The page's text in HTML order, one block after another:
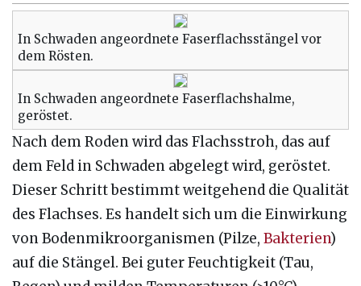
In Schwaden angeordnete Faserflachsstängel vor
dem Rösten.
In Schwaden angeordnete Faserflachshalme,
geröstet.
Nach dem Roden wird das Flachsstroh, das auf
dem Feld in Schwaden abgelegt wird, geröstet.
Dieser Schritt bestimmt weitgehend die Qualität
des Flachses. Es handelt sich um die Einwirkung
von Bodenmikroorganismen (Pilze, Bakterien)
auf die Stängel. Bei guter Feuchtigkeit (Tau,